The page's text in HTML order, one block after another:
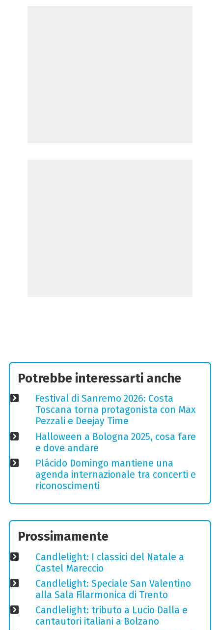
Potrebbe interessarti anche
Festival di Sanremo 2026: Costa
Toscana torna protagonista con Max
Pezzali e Deejay Time
Halloween a Bologna 2025, cosa fare
e dove andare
Plácido Domingo mantiene una
agenda internazionale tra concerti e
riconoscimenti
Prossimamente
Candlelight: I classici del Natale a
Castel Mareccio
Candlelight: Speciale San Valentino
alla Sala Filarmonica di Trento
Candlelight: tributo a Lucio Dalla e
cantautori italiani a Bolzano